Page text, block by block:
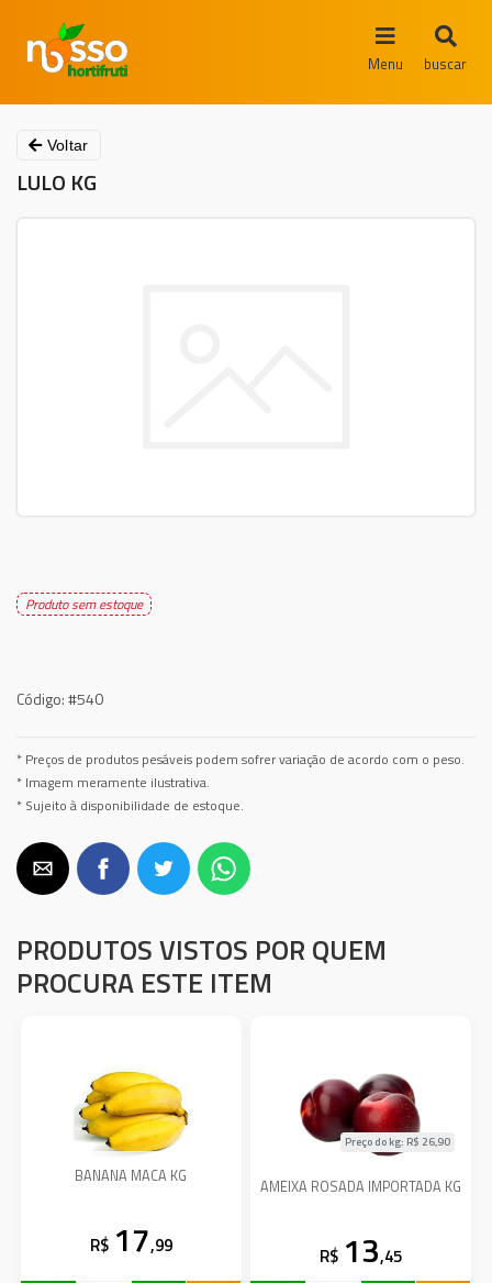
Menu buscar
Voltar
LULO KG
Produto sem estoque
Código:#540
* Preços de produtos pesáveis podem sofrer variação de acordo com o peso.
* Imagem meramente ilustrativa.
* Sujeito à disponibilidade de estoque.
PRODUTOS VISTOS POR QUEM
PROCURA ESTE ITEM
BANANA MACA KG
R$ 17,99
AMEIXA ROSADA IMPORTADA KG
Preço do kg: R$ 26,90
R$ 13,45